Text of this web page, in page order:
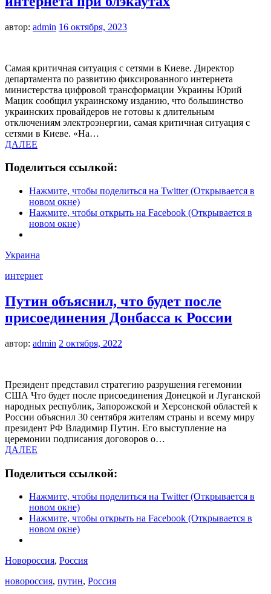
автор: admin 16 октября, 2023
Самая критичная ситуация с сетями в Киеве. Директор
департамента по развитию фиксированного интернета
министерства цифровой трансформации Украины Юрий
Мацик сообщил украинскому изданию, что большинство
украинских провайдеров не готовы к длительным
отключениям электроэнергии, самая критичная ситуация с
сетями в Киеве. «На…
ДАЛЕЕ
Поделиться ссылкой:
Нажмите, чтобы поделиться на Twitter (Открывается в
новом окне)
Нажмите, чтобы открыть на Facebook (Открывается в
новом окне)
Украина
интернет
Путин объяснил, что будет после
присоединения Донбасса к России
автор: admin 2 октября, 2022
Президент представил стратегию разрушения гегемонии
США Что будет после присоединения Донецкой и Луганской
народных республик, Запорожской и Херсонской областей к
России объяснил 30 сентября жителям страны и всему миру
президент РФ Владимир Путин. Его выступление на
церемонии подписания договоров о…
ДАЛЕЕ
Поделиться ссылкой:
Нажмите, чтобы поделиться на Twitter (Открывается в
новом окне)
Нажмите, чтобы открыть на Facebook (Открывается в
новом окне)
Новороссия, Россия
новороссия, путин, Россия